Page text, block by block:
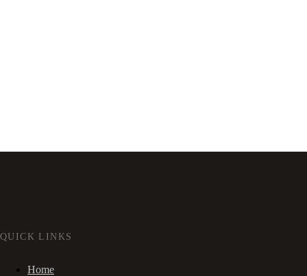
QUICK LINKS
Home